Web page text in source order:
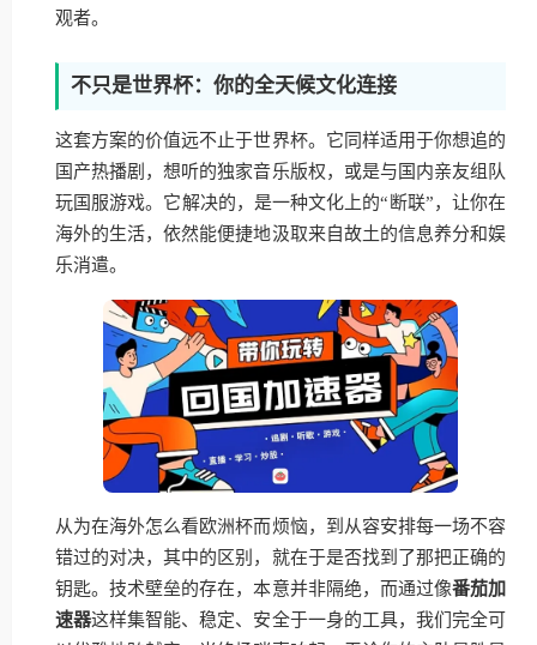
观者。
不只是世界杯：你的全天候文化连接
这套方案的价值远不止于世界杯。它同样适用于你想追的
国产热播剧，想听的独家音乐版权，或是与国内亲友组队
玩国服游戏。它解决的，是一种文化上的“断联”，让你在
海外的生活，依然能便捷地汲取来自故土的信息养分和娱
乐消遣。
从为在海外怎么看欧洲杯而烦恼，到从容安排每一场不容
错过的对决，其中的区别，就在于是否找到了那把正确的
钥匙。技术壁垒的存在，本意并非隔绝，而通过像番茄加
速器这样集智能、稳定、安全于一身的工具，我们完全可